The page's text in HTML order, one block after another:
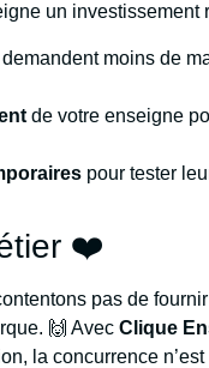
un investissement
demandent moins de
de votre enseigne
pour tester
❤️
pas de
🙌 AvecClique
la concurrence